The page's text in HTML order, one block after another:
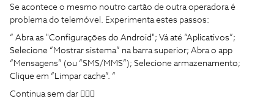
Se acontece o mesmo noutro cartão de outra operadora é
problema do telemóvel. Experimenta estes passos:
“ Abra as "Configurações do Android"; Vá até “Aplicativos”;
Selecione “Mostrar sistema” na barra superior; Abra o app
“Mensagens” (ou “SMS/MMS”); Selecione armazenamento;
Clique em “Limpar cache”. “
Continua sem dar 🤷🏼‍♀️